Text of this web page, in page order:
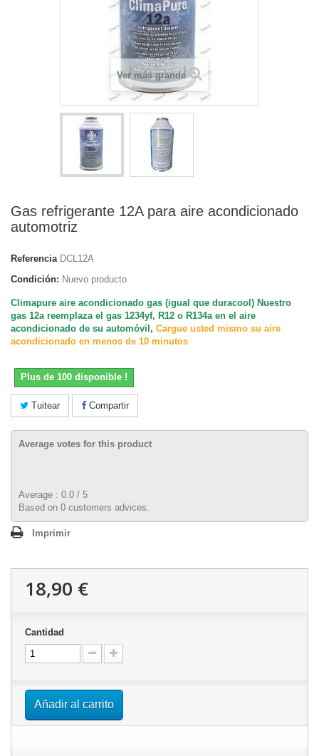
Ver más grande
Gas refrigerante 12A para aire acondicionado
automotriz
Referencia DCL12A
Condición: Nuevo producto
Climapure aire acondicionado gas (igual que duracool) Nuestro
gas 12a reemplaza el gas 1234yf, R12 o R134a en el aire
acondicionado de su automóvil, Cargue usted mismo su aire
acondicionado en menos de 10 minutos
Plus de 100 disponible !
Tuitear Compartir
Average votes for this product
Average : 0.0 / 5
Based on 0 customers advices.
Imprimir
18,90 €
Cantidad
Añadir al carrito